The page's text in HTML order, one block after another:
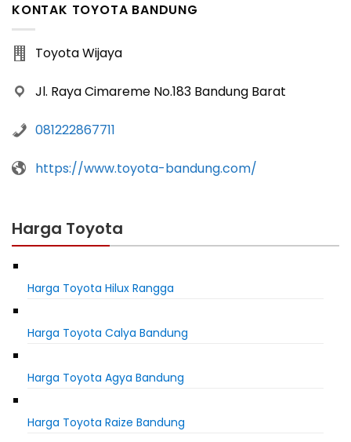
KONTAK TOYOTA BANDUNG
Toyota Wijaya
Jl. Raya Cimareme No.183 Bandung Barat
081222867711
https://www.toyota-bandung.com/
Harga Toyota
Harga Toyota Hilux Rangga
Harga Toyota Calya Bandung
Harga Toyota Agya Bandung
Harga Toyota Raize Bandung